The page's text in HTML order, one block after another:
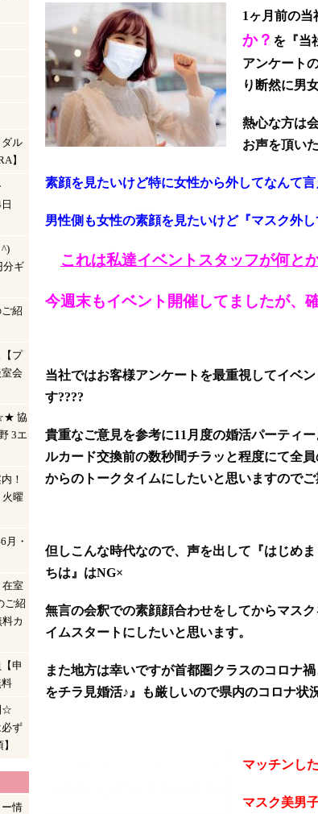
1ヶ月前の当
か？ を『当
アンケート
り断然に男
熱心な方は
お声を頂い
素顔を見たいけど特に女性から外してなんて
男性側も女性の素顔を見たいけど『マスク外
これは私達イベントスタッフが何と
今週末もイベント開催してましたが、
当社ではお客様アンケートを最重視してイベ
す????
貴重なご意見を参考に11月度の婚活パーティ
ルカード交換前の数秒間チラッと程度にて全
からのトークタイムにしたいと思いますのでご
但しこんな時代なので、声を出して『はじめ
ちは』はNG×
無言の会釈での素顔顔合わせをしてからマス
イムスタートにしたいと思います。
また地方は幸いですが首都圏クラスのコロナ
をチラ見婚活♪』も厳しいので県内のコロナ
マッチンし
マスク美男
ル
】
分ギ
紹
プ
会
協
3エ
！
火曜
月・
室
ご紹
カ
申
☆
必ず
情